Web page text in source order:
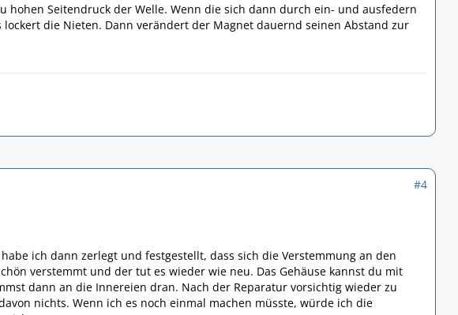
Seitendruck der Welle. Wenn die sich dann durch ein- und ausfedern
die Nieten. Dann verändert der Magnet dauernd seinen Abstand zur
#4
ich dann zerlegt und festgestellt, dass sich die Verstemmung an den
verstemmt und der tut es wieder wie neu. Das Gehäuse kannst du mit
dann an die Innereien dran. Nach der Reparatur vorsichtig wieder zu
nichts. Wenn ich es noch einmal machen müsste, würde ich die